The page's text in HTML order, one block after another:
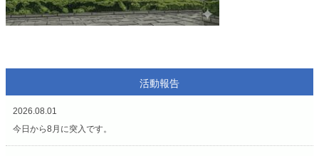
活動報告
2026.08.01
今日から8月に突入です。